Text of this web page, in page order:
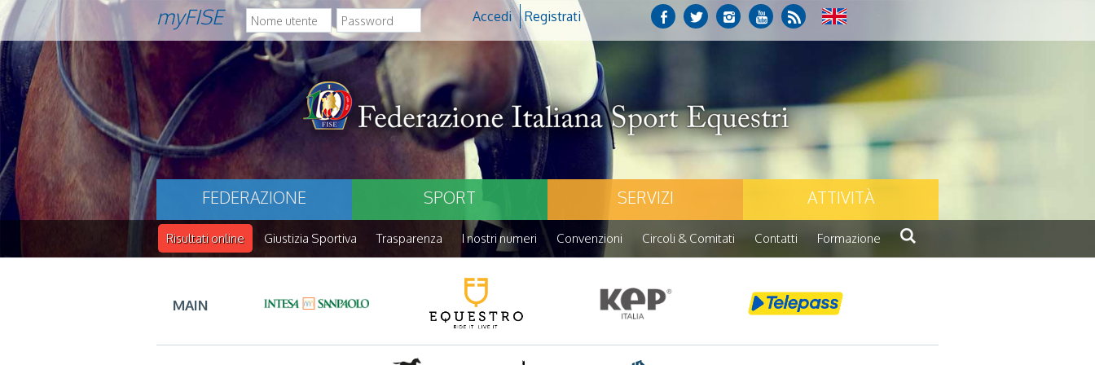
myFISE Accedi Registrati
FEDERAZIONE SPORT SERVIZI ATTIVITÀ
Risultati online Giustizia Sportiva Trasparenza I nostri numeri Convenzioni Circoli & Comitati Contatti Formazione
MAIN